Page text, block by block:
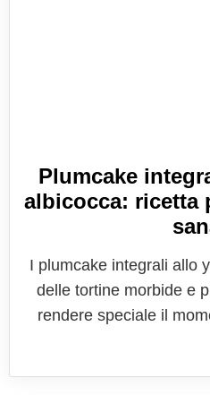
Plumcake
albicocca: ricetta
I plumcake integrali allo
delle tortine morbide e
rendere speciale il
della merenda, per
grande soddisfazione